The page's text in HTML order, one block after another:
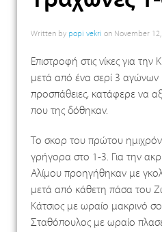
Written by popi vekri on November
Επιστροφή στις νίκες για
μετά από ένα σερί 3 αγώνων
προσπάθειες, κατάφερε να
που της δόθηκαν.
Το σκορ του πρώτου
γρήγορα στο 1-3. Για την
Αλίμου προηγήθηκαν με
μετά από κάθετη πάσα του
Κάτσιος με ωραίο μακρινό
Σταθόπουλος με ωραίο